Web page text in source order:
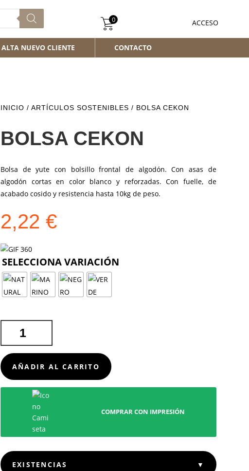
ACCESO
0
ALTA NUEVO CLIENTE CONTACTO
INICIO / ARTÍCULOS SOSTENIBLES / BOLSA CEKON
BOLSA CEKON
Bolsa de yute con bolsillo frontal de algodón. Con asas de
algodón cortas en color blanco y reforzadas. Con fuelle, de
acabado cosido y resistencia hasta 10kg de peso.
2,22 €
CEKON
CANTIDAD
AÑADIR AL CARRITO
COMPRAR CON IMPRESIÓN
EXISTENCIAS ▼